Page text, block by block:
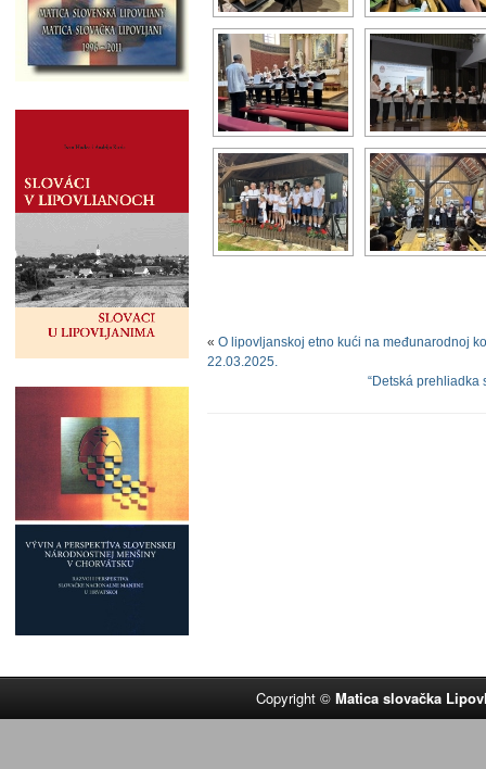
« O lipovljanskoj etno kući na međunarodnoj
22.03.2025.
“Detská prehliadka
Copyright ©Matica slovačka